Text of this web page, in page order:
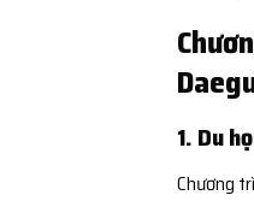
1. Du
Chương